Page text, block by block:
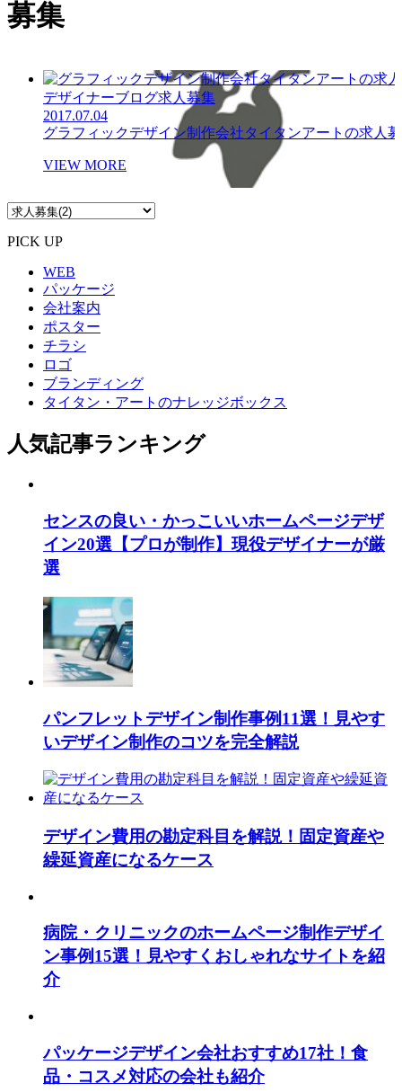
募集
デザイナーブログ求人募集
2017.07.04
グラフィックデザイン制作会社タイタンアートの求人
VIEW MORE
PICK UP
WEB
パッケージ
会社案内
ポスター
チラシ
ロゴ
ブランディング
タイタン・アートのナレッジボックス
人気記事ランキング
センスの良い・かっこいいホームページデザ
イン20選【プロが制作】現役デザイナーが厳
選
パンフレットデザイン制作事例11選！見やす
いデザイン制作のコツを完全解説
デザイン費用の勘定科目を解説！固定資産や
繰延資産になるケース
病院・クリニックのホームページ制作デザイ
ン事例15選！見やすくおしゃれなサイトを紹
介
パッケージデザイン会社おすすめ17社！食
品・コスメ対応の会社も紹介